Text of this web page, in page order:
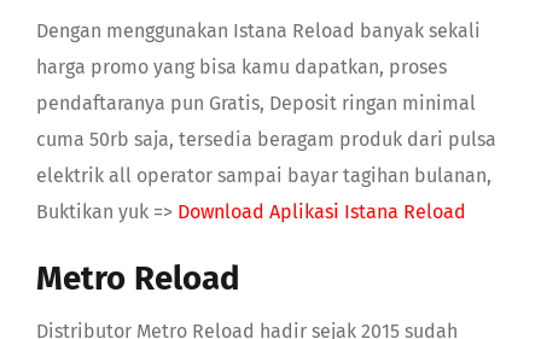
Dengan menggunakan Istana Reload banyak sekali
harga promo yang bisa kamu dapatkan, proses
pendaftaranya pun Gratis, Deposit ringan minimal
cuma 50rb saja, tersedia beragam produk dari pulsa
elektrik all operator sampai bayar tagihan bulanan,
Buktikan yuk => Download Aplikasi Istana Reload
Metro Reload
Distributor Metro Reload hadir sejak 2015 sudah